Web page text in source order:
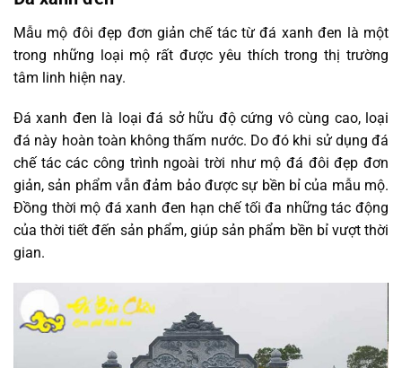
Mẫu mộ đôi đẹp đơn giản chế tác từ đá xanh đen là một
trong những loại mộ rất được yêu thích trong thị trường
tâm linh hiện nay.
Đá xanh đen là loại đá sở hữu độ cứng vô cùng cao, loại
đá này hoàn toàn không thấm nước. Do đó khi sử dụng đá
chế tác các công trình ngoài trời như mộ đá đôi đẹp đơn
giản, sản phẩm vẫn đảm bảo được sự bền bỉ của mẫu mộ.
Đồng thời mộ đá xanh đen hạn chế tối đa những tác động
của thời tiết đến sản phẩm, giúp sản phẩm bền bỉ vượt thời
gian.